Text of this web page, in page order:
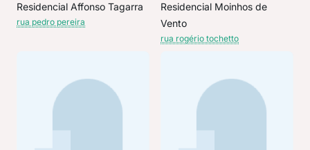
Residencial Affonso Tagarra
rua pedro pereira
Residencial Moinhos de
Vento
rua rogério tochetto